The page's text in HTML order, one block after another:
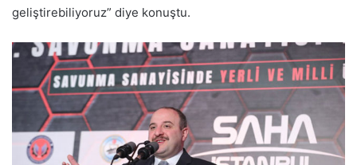
geliştirebiliyoruz” diye konuştu.